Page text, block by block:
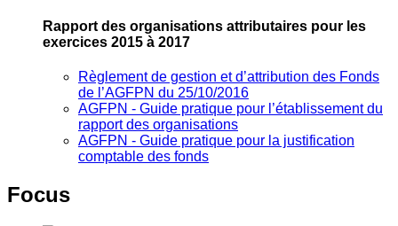
Rapport des organisations attributaires pour les
exercices 2015 à 2017
Règlement de gestion et d’attribution des Fonds
de l’AGFPN du 25/10/2016
AGFPN ‐ Guide pratique pour l’établissement du
rapport des organisations
AGFPN ‐ Guide pratique pour la justification
comptable des fonds
Focus